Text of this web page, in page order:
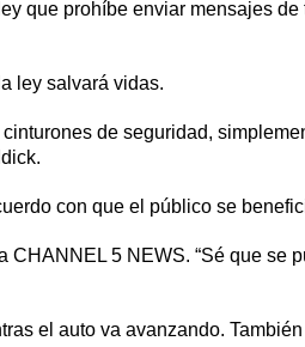
que prohíbe enviar mensajes de
ley salvará vidas.
de seguridad,
con que el público se
CHANNEL 5 NEWS. “Sé que se
el auto va avanzando.